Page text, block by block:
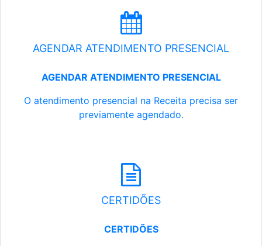
AGENDAR ATENDIMENTO PRESENCIAL
AGENDAR ATENDIMENTO PRESENCIAL
O atendimento presencial na Receita precisa ser
previamente agendado.
CERTIDÕES
CERTIDÕES